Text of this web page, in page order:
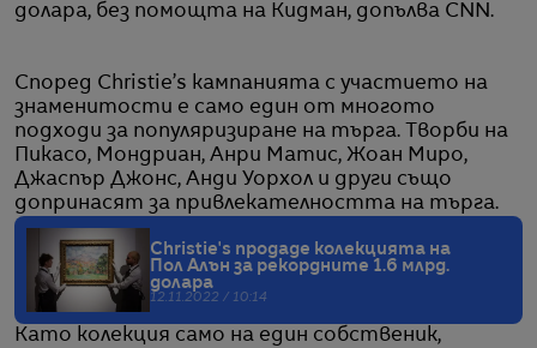
долара, без помощта на Кидман, допълва CNN.
Според Christie’s кампанията с участието на
знаменитости е само един от многото
подходи за популяризиране на търга. Творби на
Пикасо, Мондриан, Анри Матис, Жоан Миро,
Джаспър Джонс, Анди Уорхол и други също
допринасят за привлекателността на търга.
Christie's продаде колекцията на
Пол Алън за рекордните 1.6 млрд.
долара
12.11.2022 / 10:14
Като колекция само на един собственик,